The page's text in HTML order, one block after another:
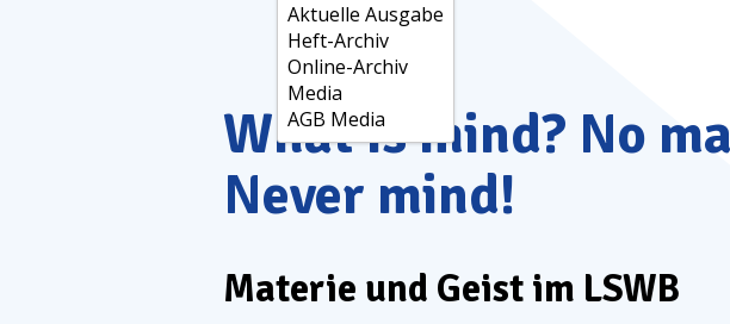
Aktuelle Ausgabe
Heft-Archiv
Online-Archiv
Media
AGB Media
What is mind? No
Never mind!
Materie und Geist im LSWB